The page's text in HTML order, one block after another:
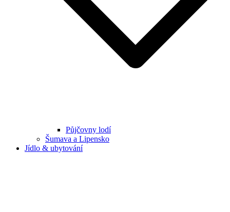
Půjčovny lodí
Šumava a Lipensko
Jídlo & ubytování